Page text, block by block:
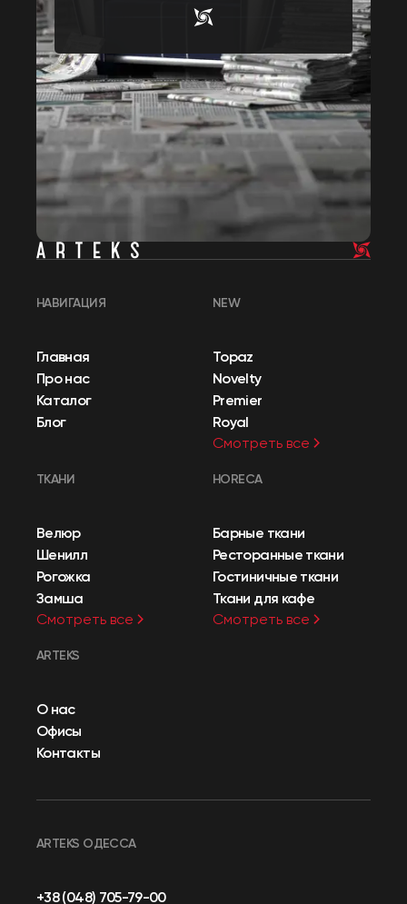
НАВИГАЦИЯ
Главная
Про нас
Каталог
Блог
NEW
Topaz
Novelty
Premier
Royal
Смотреть все
ТКАНИ
Велюр
Шенилл
Рогожка
Замша
Смотреть все
HORECA
Барные ткани
Ресторанные ткани
Гостиничные ткани
Ткани для кафе
Смотреть все
ARTEKS
О нас
Офисы
Контакты
ARTEKS ОДЕССА
+38 (048) 705-79-00